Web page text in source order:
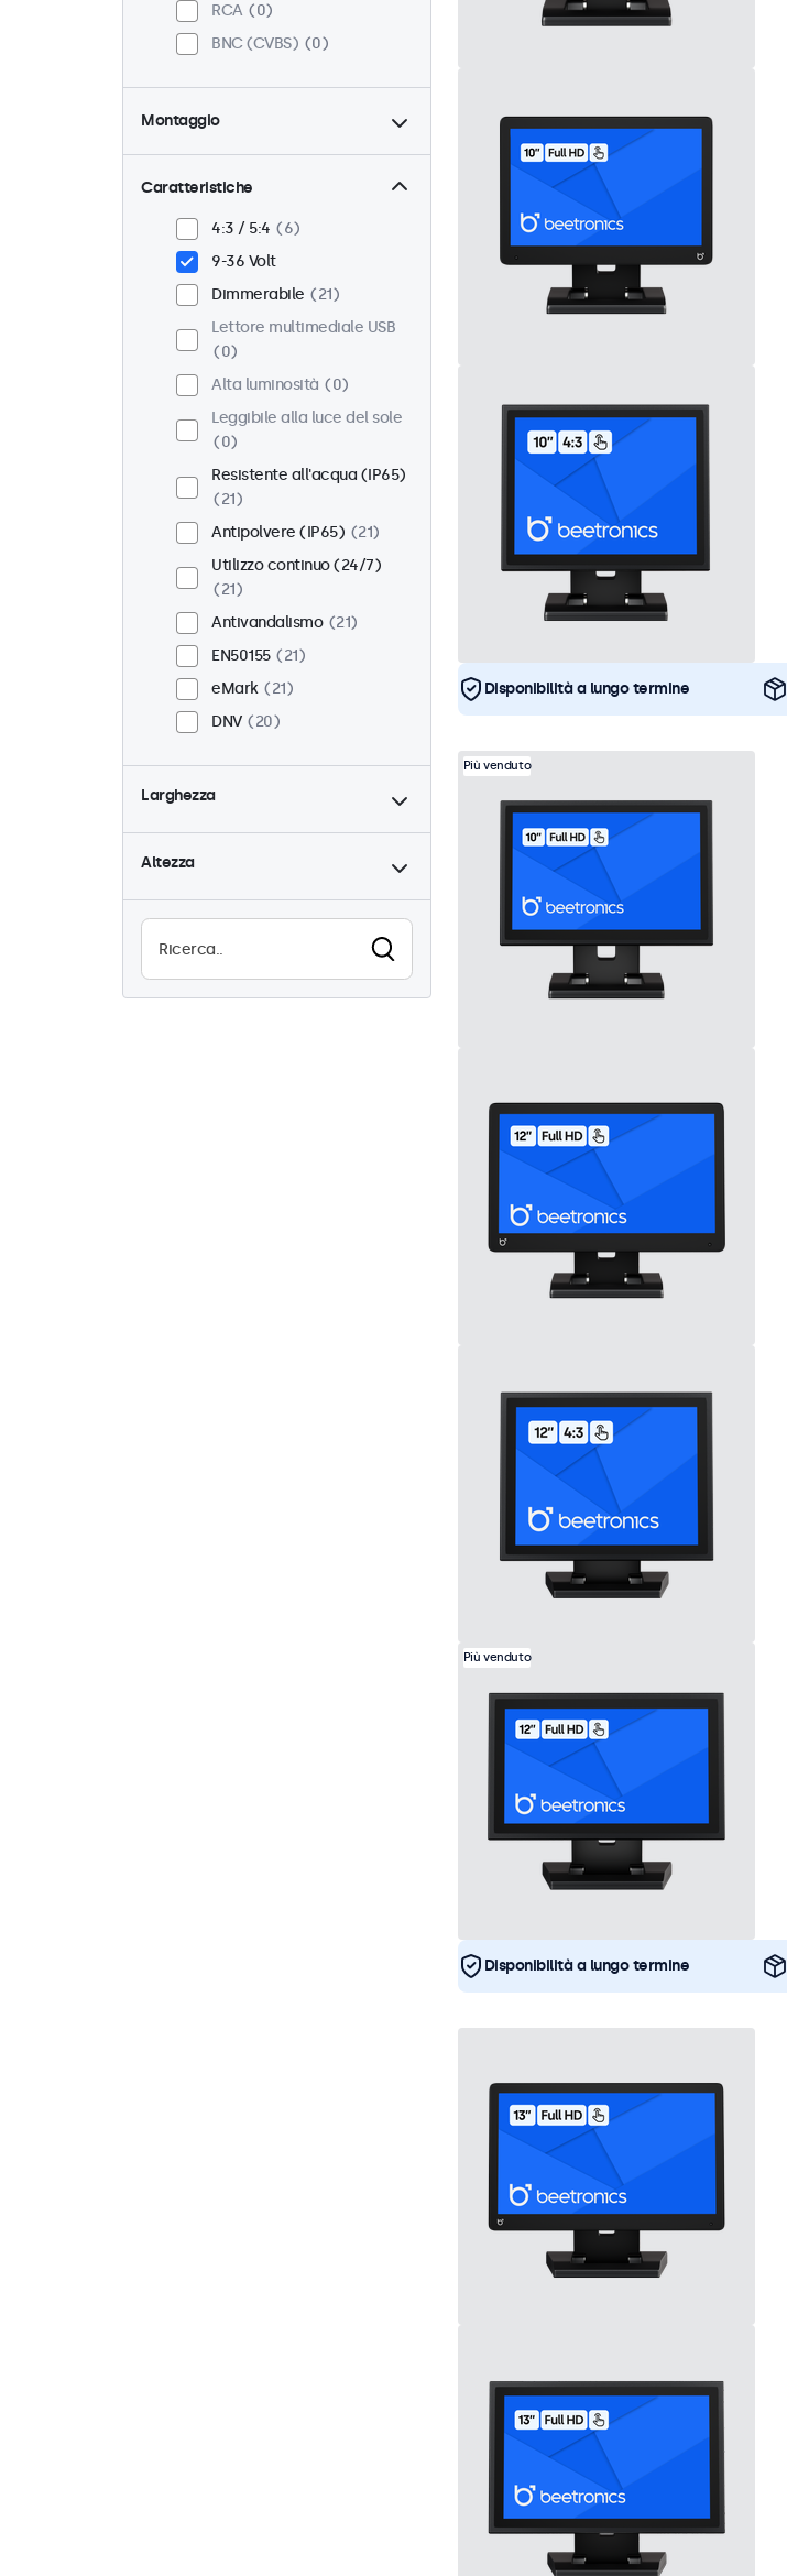
RCA
0
BNC (CVBS)
0
Montaggio
Scrivania
21
Parete
Pannello
0
Incasso
Montaggio rack (19 Pollici)
VESA 75 x 75
VESA 100 x 100
7
Caratteristiche
4:3 / 5:4
6
9-36 Volt
Dimmerabile
21
Lettore multimediale USB
0
Alta luminosità
0
Leggibile alla luce del sole
0
Resistente all'acqua (IP65)
21
Antipolvere (IP65)
21
Utilizzo continuo (24/7)
21
Antivandalismo
21
EN50155
21
eMark
21
DNV
20
Larghezza
Altezza
Disponibilità a lungo termine
Più venduto
Più venduto
Disponibilità a lungo termine